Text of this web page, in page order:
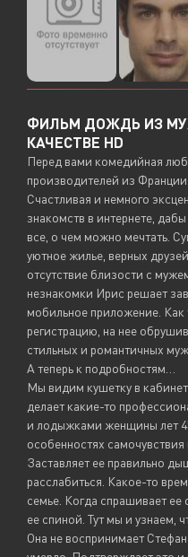
ФИЛЬМ ДОЖДЬ ИЗ
КАЧЕСТВЕ HD
Перед вами комедийная
производителей из
Счастливая и немного
знакомств в интернете,
все, о чем можно мечтать.
уютное жилье, верных
отсутствие близости с
незнакомки Ирис решает
мобильное приложение. Как
регистрацию, на нее
стильных и романтичных
А теперь к подробностям…
Мы видим кушетку в
делает какие-то
и лодыжками женщины лет
особенностях
Заставляет ее правильно
расслабиться. Какое-то
семье. Когда спрашивает ее
ее спиной. Тут мы и узнаем,
Она не воспринимает